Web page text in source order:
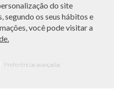
do site
segundo os seus hábitos e
você pode visitar a
Preferências avançadas
A BO.BÔ reserva-se no
a qualquer momento.
0800 440 2222.
20h de segunda a sábado, exceto